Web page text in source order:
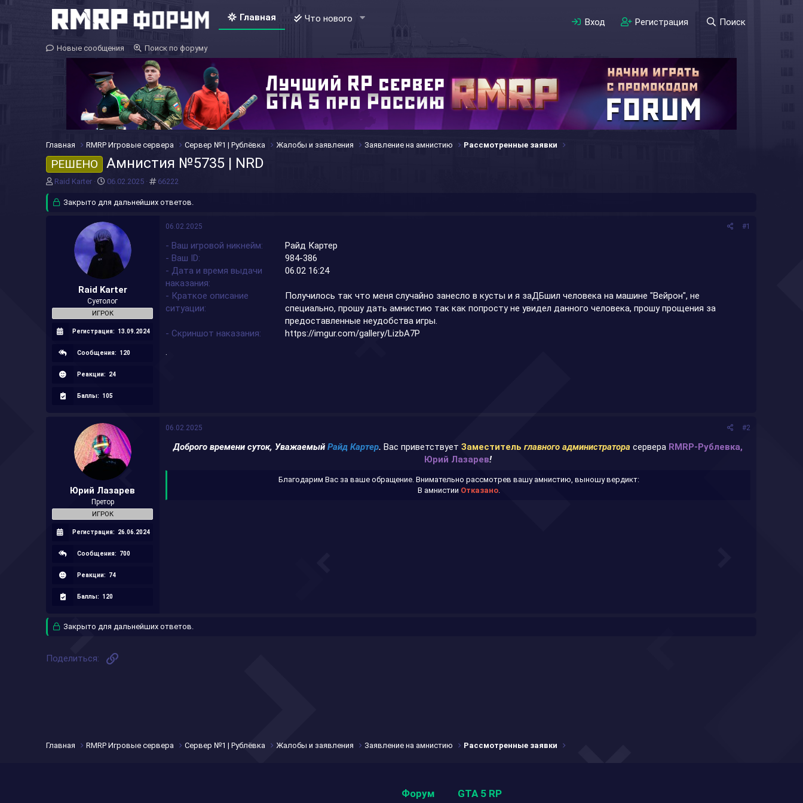
Главная Что нового Вход Регистрация Поиск
Новые сообщения Поиск по форуму
Главная RMRP Игровые сервера Сервер №1 | Рублёвка Жалобы и заявления Заявление на амнистию Рассмотренные заявки
РЕШЕНО Амнистия №5735 | NRD
А
т
Raid Karter
Д
т
н
а
а
06.02.2025 #
66222
Закрыто для дальнейших ответов.
Raid Karter
Суетолог
ИГРОК
Регистрация: 13.09.2024
Сообщения: 120
Реакции: 24
Баллы: 105
06.02.2025 #1
- Ваш игровой никнейм
Райд Картер
- Ваш ID
984-386
- Дата и время выдачи
наказания
06.02 16:24
- Краткое описание
ситуации
Получилось так что меня случайно занесло в кусты и я заДБшил человека на машине "Вейрон", не
специально, прошу дать амнистию так как попросту не увидел данного человека, прошу прощения за
предоставленные неудобства игры.
- Скриншот наказания
https://imgur.com/gallery/LizbA7P
.
Юрий Лазарев
Претор
ИГРОК
Регистрация: 26.06.2024
Сообщения: 700
Реакции: 74
Баллы: 120
06.02.2025 #2
Доброго времени суток, УважаемыйРайд Картер.Вас приветствуетЗаместительглавного администратора сервера RMRP-Рублевка,
Юрий Лазарев!
Благодарим Вас за ваше обращение. Внимательно рассмотрев вашу амнистию, выношу вердикт:
В амнистии Отказано.​
Закрыто для дальнейших ответов.
Поделиться:
Главная RMRP Игровые сервера Сервер №1 | Рублёвка Жалобы и заявления Заявление на амнистию Рассмотренные заявки
Форум GTA 5 RP